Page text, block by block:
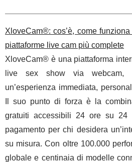
XloveCam®: cos’è, come
piattaforme live cam più complete
XloveCam® è una piattaforma
live sex show via webcam,
un’esperienza immediata,
Il suo punto di forza è la
gratuiti accessibili 24 ore su 24
pagamento per chi desidera
su misura. Con oltre 100.000
globale e centinaia di modelle